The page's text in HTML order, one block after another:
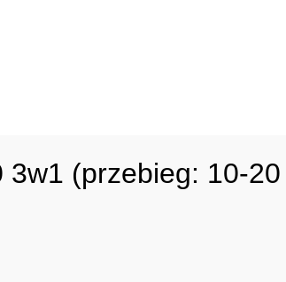
(przebieg: 10-